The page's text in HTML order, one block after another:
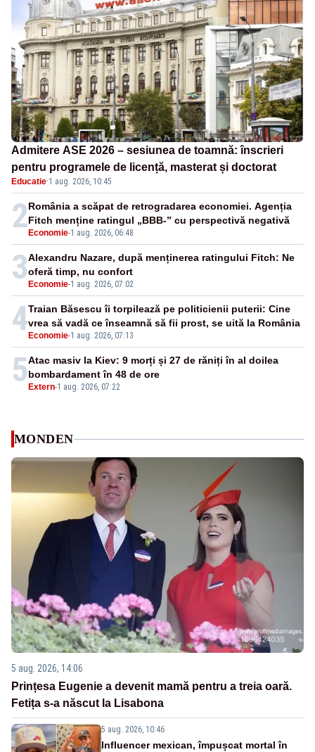
Admitere ASE 2026 – sesiunea de toamnă: înscrieri
pentru programele de licență, masterat și doctorat
Educatie·1 aug. 2026, 10:45
2 Economie-1 aug. 2026, 06:48
România a scăpat de retrogradarea economiei. Agenția
Fitch menține ratingul „BBB-” cu perspectivă negativă
3 Economie-1 aug. 2026, 07:02
Alexandru Nazare, după menținerea ratingului Fitch: Ne
oferă timp, nu confort
4 Economie-1 aug. 2026, 07:13
Traian Băsescu îi torpilează pe politicienii puterii: Cine
vrea să vadă ce înseamnă să fii prost, se uită la România
5 Extern-1 aug. 2026, 07:22
Atac masiv la Kiev: 9 morți și 27 de răniți în al doilea
bombardament în 48 de ore
MONDEN
5 aug. 2026, 14:06
Prințesa Eugenie a devenit mamă pentru a treia oară.
Fetița s-a născut la Lisabona
5 aug. 2026, 10:46
Influencer mexican, împușcat mortal în